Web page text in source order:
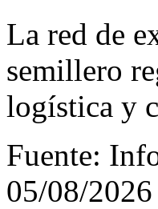
La red de
semillero
logística y
Fuente:
05/08/2026